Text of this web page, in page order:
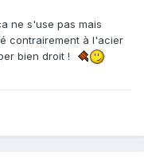
ne s'use pas mais
contrairement à l'acier
bien droit !